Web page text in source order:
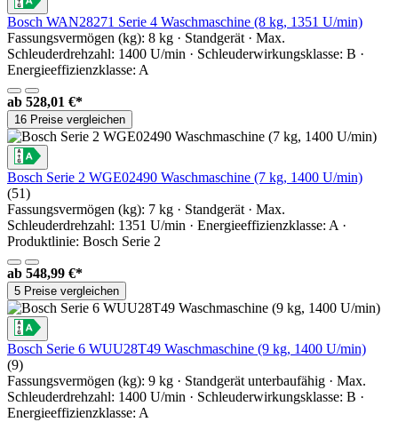
Bosch WAN28271 Serie 4 Waschmaschine (8 kg, 1351 U/min)
Fassungsvermögen (kg): 8 kg · Standgerät · Max.
Schleuderdrehzahl: 1400 U/min · Schleuderwirkungsklasse: B ·
Energieeffizienzklasse: A
ab 528,01 €*
16 Preise vergleichen
Bosch Serie 2 WGE02490 Waschmaschine (7 kg, 1400 U/min)
(51)
Fassungsvermögen (kg): 7 kg · Standgerät · Max.
Schleuderdrehzahl: 1351 U/min · Energieeffizienzklasse: A ·
Produktlinie: Bosch Serie 2
ab 548,99 €*
5 Preise vergleichen
Bosch Serie 6 WUU28T49 Waschmaschine (9 kg, 1400 U/min)
(9)
Fassungsvermögen (kg): 9 kg · Standgerät unterbaufähig · Max.
Schleuderdrehzahl: 1400 U/min · Schleuderwirkungsklasse: B ·
Energieeffizienzklasse: A